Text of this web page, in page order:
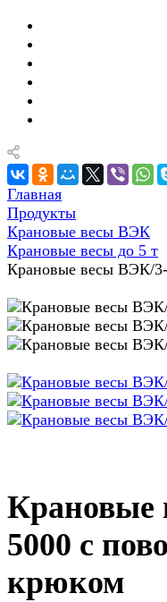
Главная
Продукты
Крановые весы ВЭК
Крановые весы до 5 т
Крановые весы ВЭК/
Крановые
5000 с
крюком